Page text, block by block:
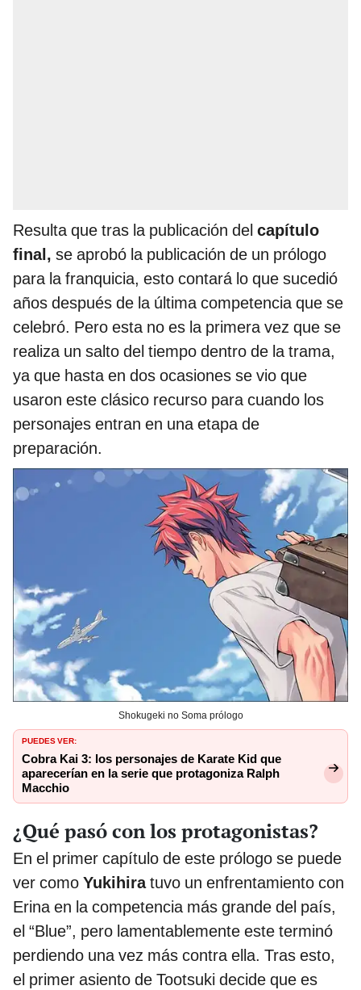
Resulta que tras la publicación del capítulo
final, se aprobó la publicación de un prólogo
para la franquicia, esto contará lo que sucedió
años después de la última competencia que se
celebró. Pero esta no es la primera vez que se
realiza un salto del tiempo dentro de la trama,
ya que hasta en dos ocasiones se vio que
usaron este clásico recurso para cuando los
personajes entran en una etapa de
preparación.
Shokugeki no Soma prólogo
PUEDES VER:
Cobra Kai 3: los personajes de Karate Kid que
aparecerían en la serie que protagoniza Ralph
Macchio
¿Qué pasó con los protagonistas?
En el primer capítulo de este prólogo se puede
ver como Yukihiratuvo un enfrentamiento con
Erina en la competencia más grande del país,
el “Blue”, pero lamentablemente este terminó
perdiendo una vez más contra ella. Tras esto,
el primer asiento de Tootsuki decide que es